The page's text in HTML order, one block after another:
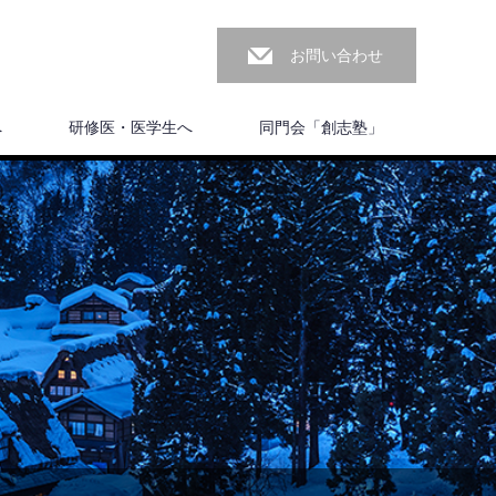
お問い合わせ
研修医・医学生へ 同門会「創志塾」